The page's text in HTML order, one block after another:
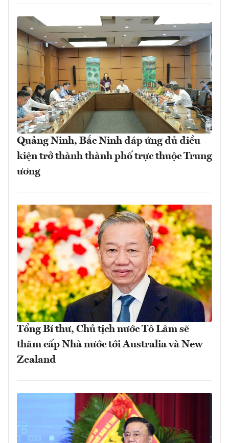
Quảng Ninh, Bắc Ninh đáp ứng đủ điều
kiện trở thành thành phố trực thuộc Trung
ương
Tổng Bí thư, Chủ tịch nước Tô Lâm sẽ
thăm cấp Nhà nước tới Australia và New
Zealand